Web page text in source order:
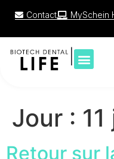
Contact MySchein
|
Jour :
Retour sur